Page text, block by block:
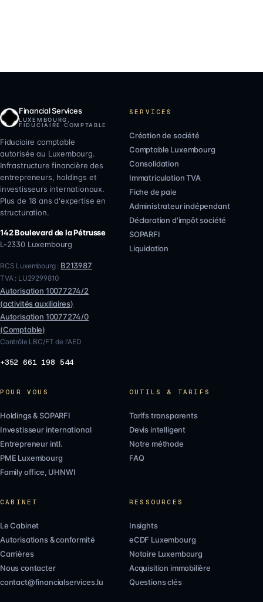
Financial Services
LUXEMBOURG,
FIDUCIAIRE COMPTABLE
Fiduciaire comptable
autorisée au Luxembourg.
Infrastructure financière des
entrepreneurs, holdings et
investisseurs internationaux.
Plus de 18 ans d'expertise en
structuration.
142 Boulevard de la Pétrusse
L-2330 Luxembourg
RCS Luxembourg : B213987
TVA : LU29299810
Autorisation 10077274/2
(activités auxiliaires)
Autorisation 10077274/0
(Comptable)
Contrôle LBC/FT de l'AED
+352 661 198 544
SERVICES
Création de société
Comptable Luxembourg
Consolidation
Immatriculation TVA
Fiche de paie
Administrateur indépendant
Déclaration d'impôt société
SOPARFI
Liquidation
POUR VOUS
Holdings & SOPARFI
Investisseur international
Entrepreneur intl.
PME Luxembourg
Family office, UHNWI
OUTILS & TARIFS
Tarifs transparents
Devis intelligent
Notre méthode
FAQ
CABINET
Le Cabinet
Autorisations & conformité
Carrières
Nous contacter
contact@financialservices.lu
RESSOURCES
Insights
eCDF Luxembourg
Notaire Luxembourg
Acquisition immobilière
Questions clés